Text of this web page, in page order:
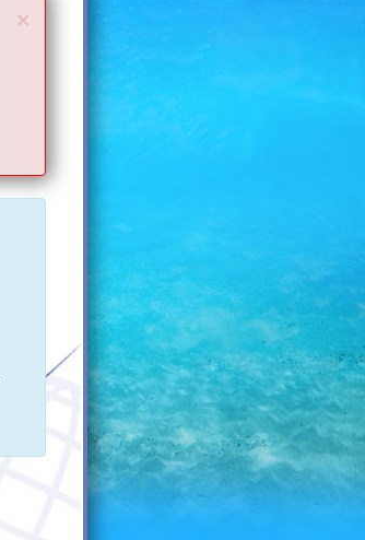
×Close